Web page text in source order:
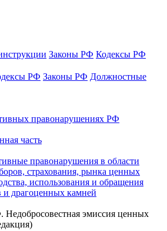
Законы РФ Кодексы РФ
РФ Законы РФ Должностные
правонарушениях РФ
часть
правонарушения в области
страхования, рынка ценных
использования и обращения
и драгоценных камней
эмиссия ценных